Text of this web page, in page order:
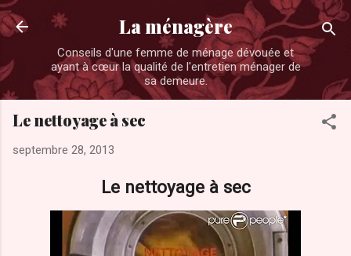
Accéder au contenu principal
La ménagère
Conseils d'une femme de ménage dévouée et
ayant à cœur la qualité de l'entretien ménager de
sa demeure.
Le nettoyage à sec
septembre 28, 2013
Le nettoyage à sec